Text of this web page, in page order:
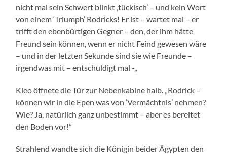
nicht mal sein Schwert blinkt ‚tückisch’ – und kein Wort
von einem ‘Triumph’ Rodricks! Er ist – wartet mal – er
trifft den ebenbürtigen Gegner – den, der ihm hätte
Freund sein können, wenn er nicht Feind gewesen wäre
– und in der letzten Sekunde sind sie wie Freunde –
irgendwas mit – entschuldigt mal -„
Kleo öffnete die Tür zur Nebenkabine halb. „Rodrick –
können wir in die Epen was von ‘Vermächtnis’ nehmen?
Wie? Ja, natürlich ganz unbestimmt – aber es bereitet
den Boden vor!”
Strahlend wandte sich die Königin beider Ägypten den